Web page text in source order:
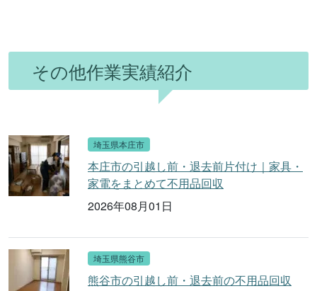
その他作業実績紹介
埼玉県本庄市
本庄市の引越し前・退去前片付け｜家具・
家電をまとめて不用品回収
2026年08月01日
埼玉県熊谷市
熊谷市の引越し前・退去前の不用品回収